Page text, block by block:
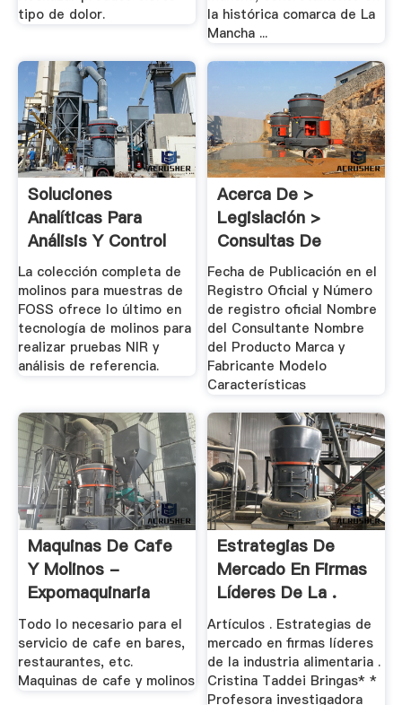
tipo de dolor.
la histórica comarca de La
Mancha ...
Soluciones
Analíticas Para
Análisis Y Control
De .
La colección completa de
molinos para muestras de
FOSS ofrece lo último en
tecnología de molinos para
realizar pruebas NIR y
análisis de referencia.
Acerca De >
Legislación >
Consultas De
Clasificación
Fecha de Publicación en el
Registro Oficial y Número
de registro oficial Nombre
del Consultante Nombre
del Producto Marca y
Fabricante Modelo
Características
Maquinas De Cafe
Y Molinos -
Expomaquinaria
Todo lo necesario para el
servicio de cafe en bares,
restaurantes, etc.
Maquinas de cafe y molinos
Estrategias De
Mercado En Firmas
Líderes De La .
Artículos . Estrategias de
mercado en firmas líderes
de la industria alimentaria .
Cristina Taddei Bringas* *
Profesora investigadora